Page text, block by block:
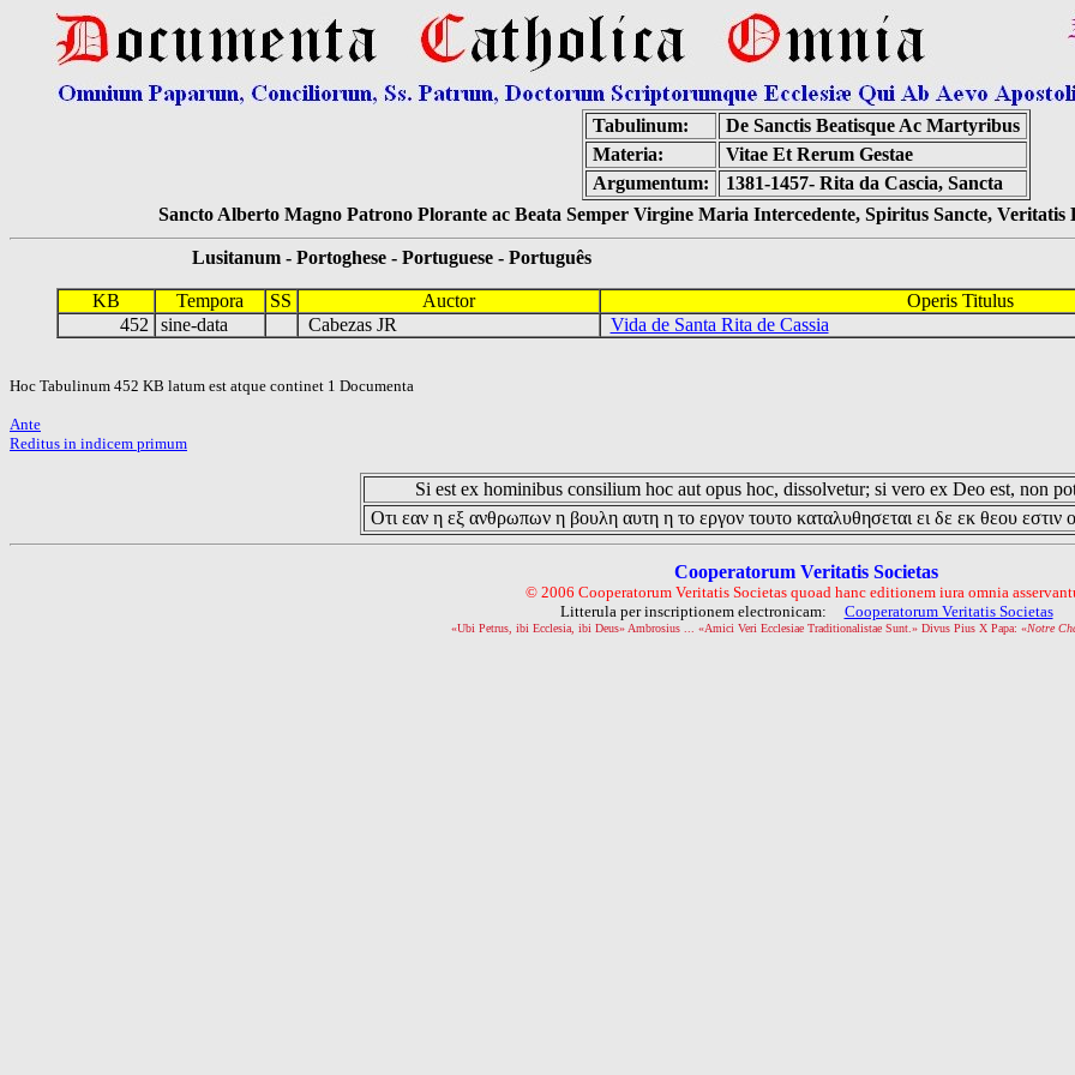
Tabulinum:
De Sanctis Beatisque Ac Martyribus
Materia:
Vitae Et Rerum Gestae
Argumentum:
1381-1457- Rita da Cascia, Sancta
Sancto Alberto Magno Patrono Plorante ac Beata Semper Virgine Maria Intercedente, Spiritus Sancte,
Lusitanum - Portoghese - Portuguese - Português
KB Tempora SS Auctor Operis Titulus
452
sine-data Cabezas JR Vida de Santa Rita de Cassia
Hoc Tabulinum 452 KB latum est atque continet 1 Documenta
Ante
Reditus in indicem primum
Si est ex hominibus consilium hoc aut opus hoc, dissolvetur; si vero ex Deo est, non
Οτι εαν η εξ ανθρωπων η βουλη αυτη η το εργον τουτο καταλυθησεται ει δε εκ θεου εστιν
Cooperatorum Veritatis Societas
© 2006 Cooperatorum Veritatis Societas quoad hanc editionem iura omnia
Litterula per inscriptionem electronicam: Cooperatorum Veritatis Societas
«Ubi Petrus, ibi Ecclesia, ibi Deus» Ambrosius ... «Amici Veri Ecclesiae Traditionalistae Sunt.» Divus Pius X Papa: «Notre